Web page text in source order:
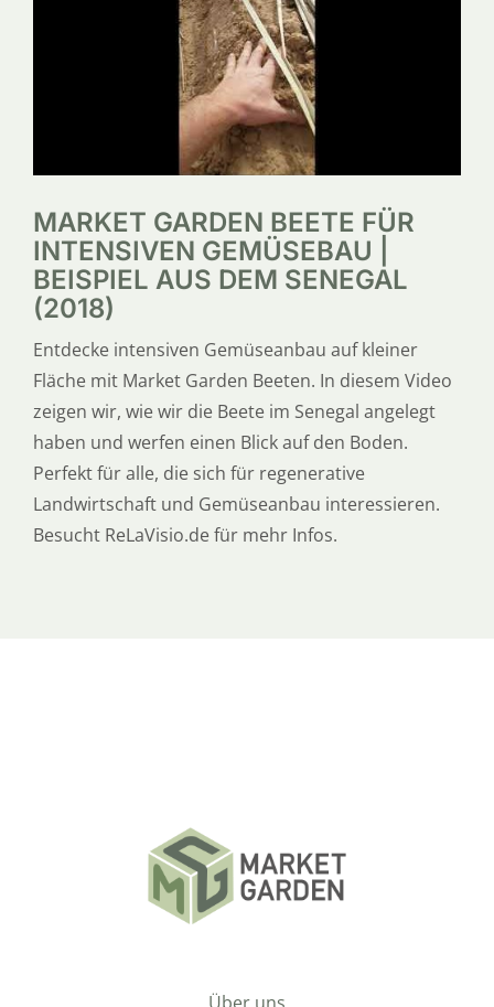
MARKET GARDEN BEETE FÜR
INTENSIVEN GEMÜSEBAU |
BEISPIEL AUS DEM SENEGAL
(2018)
Entdecke intensiven Gemüseanbau auf kleiner
Fläche mit Market Garden Beeten. In diesem Video
zeigen wir, wie wir die Beete im Senegal angelegt
haben und werfen einen Blick auf den Boden.
Perfekt für alle, die sich für regenerative
Landwirtschaft und Gemüseanbau interessieren.
Besucht ReLaVisio.de für mehr Infos.